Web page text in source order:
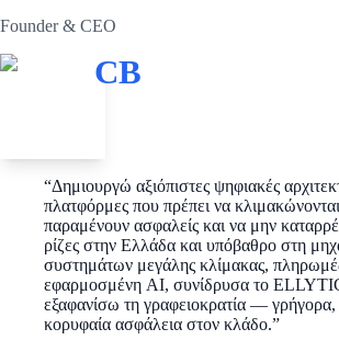
Founder & CEO
CB
“Δημιουργώ αξιόπιστες ψηφιακές
πλατφόρμες που πρέπει να
παραμένουν ασφαλείς και να μην
ρίζες στην Ελλάδα και υπόβαθρο στη
συστημάτων μεγάλης κλίμακας,
εφαρμοσμένη AI, συνίδρυσα το
εξαφανίσω τη γραφειοκρατία — γρήγορα,
κορυφαία ασφάλεια στον κλάδο.”